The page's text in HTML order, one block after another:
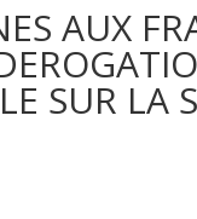
AUX
SUR LA